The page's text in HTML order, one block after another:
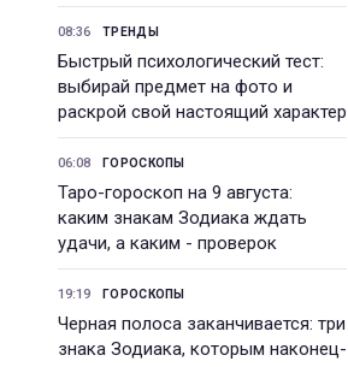
08:36 ТРЕНДЫ
Быстрый психологический тест:
выбирай предмет на фото и
раскрой свой настоящий характер
06:08 ГОРОСКОПЫ
Таро-гороскоп на 9 августа:
каким знакам Зодиака ждать
удачи, а каким - проверок
19:19 ГОРОСКОПЫ
Черная полоса заканчивается: три
знака Зодиака, которым наконец-